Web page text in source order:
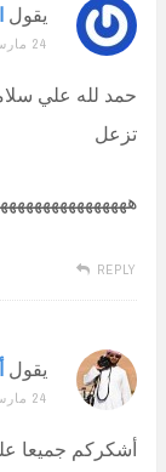
يقول
24 مارس 2009 الساعة 10:34 م
حمد لله علي
تزعل
REPLY
يقول
24 مارس 2009 الساعة 10:55 م
أشكركم جميعا